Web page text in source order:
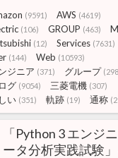
(9591) AWS (4619)
(106) GROUP (463)
(12) Services (7631)
(144) Web (10593)
ジニア (371) グループ
グ (9054) 三菱電機 (307)
い (351) 軌跡 (19) 通称
「Python 3 エンジ
ータ分析実践試験